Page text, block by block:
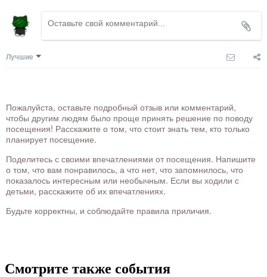
Лучшие
Пожалуйста, оставьте подробный отзыв или комментарий,
чтобы другим людям было проще принять решение по поводу
посещения! Расскажите о том, что стоит знать тем, кто только
планирует посещение.
Поделитесь с своими впечатлениями от посещения. Напишите
о том, что вам понравилось, а что нет, что запомнилось, что
показалось интересным или необычным. Если вы ходили с
детьми, расскажите об их впечатлениях.
Будьте корректны, и соблюдайте правила приличия.
Смотрите также события